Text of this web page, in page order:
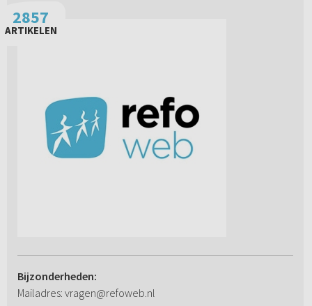
2857
ARTIKELEN
Bijzonderheden:
Mailadres: vragen@refoweb.nl